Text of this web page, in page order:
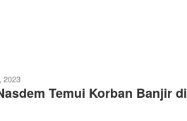
2023
Temui Korban Banjir di